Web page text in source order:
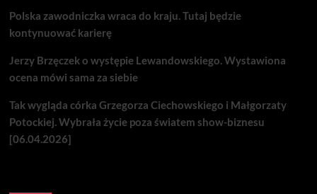
Polska zawodniczka wraca do kraju. Tutaj będzie
kontynuować karierę
Jerzy Brzęczek o występie Lewandowskiego. Wystawiona
ocena mówi sama za siebie
Tak wygląda córka Grzegorza Ciechowskiego i Małgorzaty
Potockiej. Wybrała życie poza światem show-biznesu
[06.04.2026]